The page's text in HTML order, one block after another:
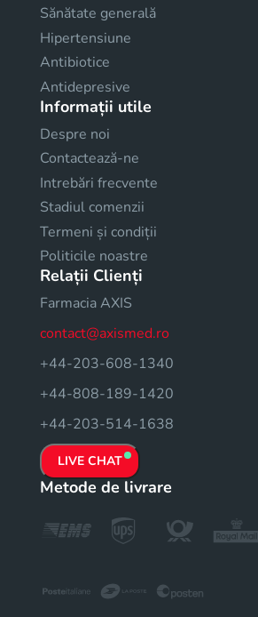
Sănătate generală
Hipertensiune
Antibiotice
Antidepresive
Informații utile
Despre noi
Contactează-ne
Intrebări frecvente
Stadiul comenzii
Termeni și condiții
Politicile noastre
Relații Clienți
Farmacia AXIS
contact@axismed.ro
+44-203-608-1340
+44-808-189-1420
+44-203-514-1638
LIVE CHAT
Metode de livrare